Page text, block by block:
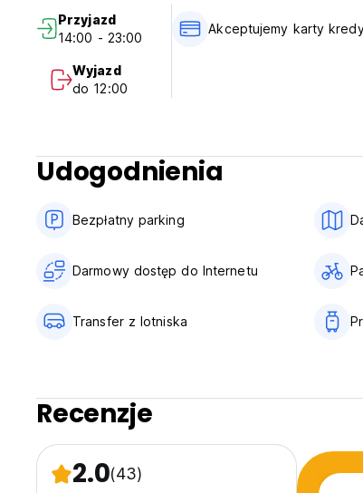
Przyjazd
14:00 - 23:00
Wyjazd
do 12:00
Akceptujemy karty
Udogodnienia
Bezpłatny parking
Darmowy dostęp do Internetu
Transfer z lotniska
Recenzje
2.0(43)